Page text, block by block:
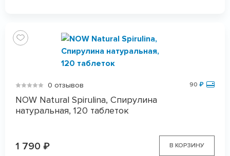
0 отзывов 90 ₽
NOW Natural Spirulina, Спирулина
натуральная, 120 таблеток
1 790 ₽ В КОРЗИНУ